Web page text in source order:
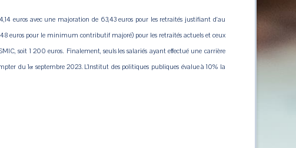
euros avec une majoration de 63,43 euros pour les retraités justifiant d'au
euros pour le minimum contributif majoré) pour les retraités actuels et ceux
soit 1 200 euros. Finalement, seuls les salariés ayant effectué une carrière
du 1er septembre 2023. L’Institut des politiques publiques évalue à 10% la